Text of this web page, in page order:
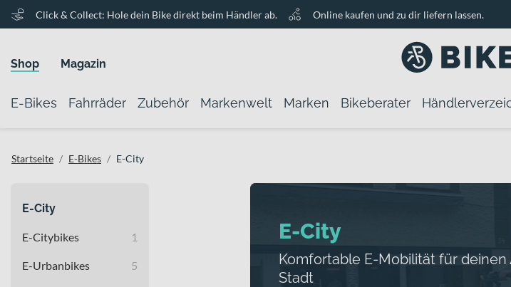
Click & Collect: Hole dein Bike direkt beim Händler ab. Online kaufen und zu dir liefern lassen.
Shop Magazin
E-Bikes Fahrräder Zubehör Markenwelt Marken Bikeberater
Startseite E-Bikes E-City
E-City
E-Citybikes 1
E-Urbanbikes 5
E-City
Komfortable E-Mobilität für deinen
Stadt